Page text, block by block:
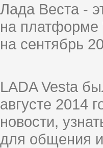
Лада Веста -
на платформе
на сентябрь
LADA Vesta
августе 2014
новости,
для общения